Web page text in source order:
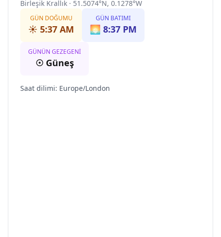
Birleşik Krallık · 51.5074°N, 0.1278°W
GÜN DOĞUMU
☀️ 5:37 AM
GÜN BATIMI
🌅 8:37 PM
GÜNÜN GEZEGENI
☉ Güneş
Saat dilimi: Europe/London